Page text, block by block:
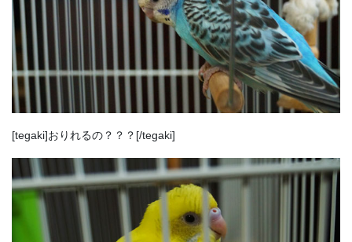
[tegaki]おりれるの？？？[/tegaki]